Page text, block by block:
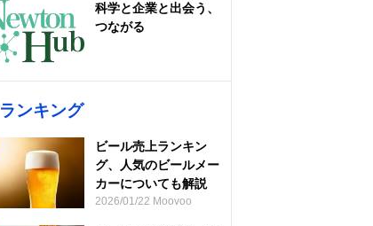
科学と企業と出会う、
つながる
ランキング
ビール売上ランキン
グ、人気のビールメー
カーについても解説
2026/01/22 Moovoo